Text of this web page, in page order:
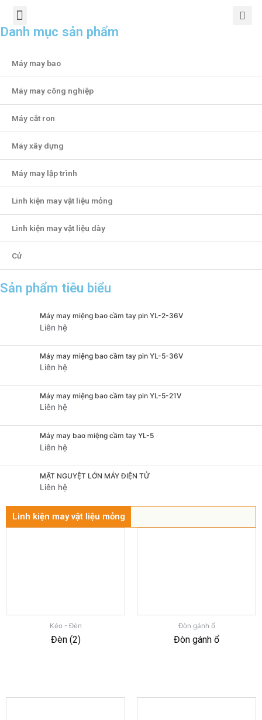
Danh mục sản phẩm
Máy may bao
Máy may công nghiệp
Máy cắt ron
Máy xây dựng
Máy may lập trình
Linh kiện may vật liệu mỏng
Linh kiện may vật liệu dày
Cử
Sản phẩm tiêu biểu
Máy may miệng bao cầm tay pin YL-2-36V
Liên hệ
Máy may miệng bao cầm tay pin YL-5-36V
Liên hệ
Máy may miệng bao cầm tay pin YL-5-21V
Liên hệ
Máy may bao miệng cầm tay YL-5
Liên hệ
MẶT NGUYỆT LỚN MÁY ĐIỆN TỬ
Liên hệ
Linh kiện may vật liệu mỏng
Kéo - Đèn
Đèn (2)
Đòn gánh ổ
Đòn gánh ổ